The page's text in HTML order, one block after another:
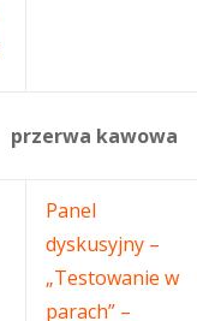
przerwa kawowa
Panel
dyskusyjny –
„Testowanie w
parach” –